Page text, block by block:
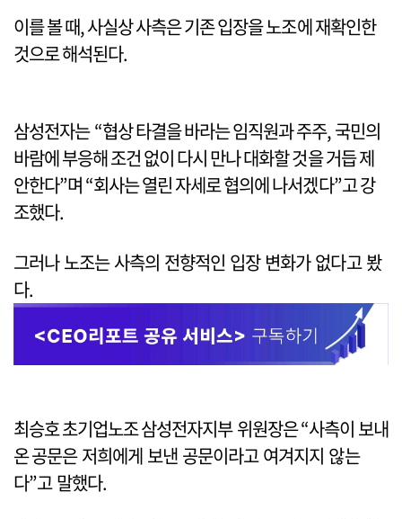
이를 볼 때, 사실상 사측은 기존 입장을 노조에 재확인한
것으로 해석된다.
삼성전자는 “협상 타결을 바라는 임직원과 주주, 국민의
바람에 부응해 조건 없이 다시 만나 대화할 것을 거듭 제
안한다”며 “회사는 열린 자세로 협의에 나서겠다”고 강
조했다.
그러나 노조는 사측의 전향적인 입장 변화가 없다고 봤
다.
최승호 초기업노조 삼성전자지부 위원장은 “사측이 보내
온 공문은 저희에게 보낸 공문이라고 여겨지지 않는
다”고 말했다.